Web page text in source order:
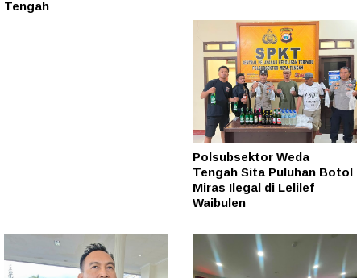
Tengah
Polsubsektor Weda
Tengah Sita Puluhan Botol
Miras Ilegal di Lelilef
Waibulen